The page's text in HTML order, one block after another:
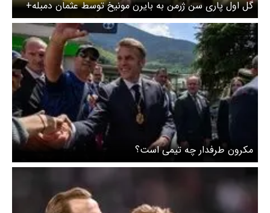
گل اول پاری سن ژرمن به بایرن مونیخ توسط عثمان دمبله+
ویدئو
مکرون طرفدار چه تیمی است؟